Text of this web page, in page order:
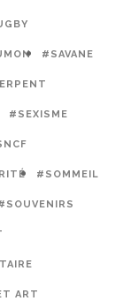
#SAVANE
#SEXISME
#SOMMEIL
ART